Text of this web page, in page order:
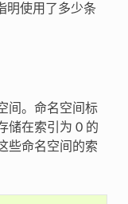
明使用了多少条
间。命名空间标
储在索引为 0 的
些命名空间的索